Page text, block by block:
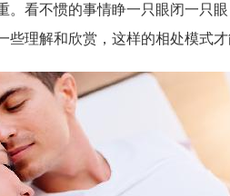
看不惯的事情睁一只眼闭一只眼
理解和欣赏，这样的相处模式才